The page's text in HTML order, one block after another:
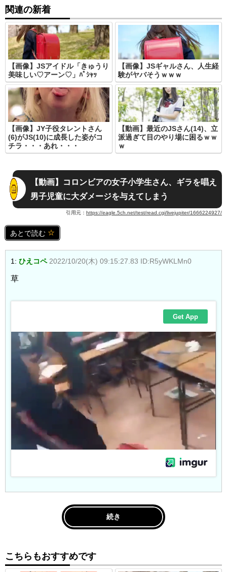
関連の新着
【画像】JSアイドル「きゅうり
美味しい♡アーン♡」ﾊﾟｼｬｯ
【画像】JSギャルさん、人生経
験がヤバそうｗｗｗ
【画像】JY子役タレントさん
(6)がJS(10)に成長した姿がコ
チラ・・・あれ・・・
【動画】最近のJSさん(14)、立
派過ぎて目のやり場に困るｗｗ
ｗ
【動画】コロンビアの女子小学生さん、ギラを唱え
男子児童に大ダメージを与えてしまう
引用元： https://eagle.5ch.net/test/read.cgi/livejupiter/1666224927/
あとで読む
1: ひえコペ 2022/10/20(木) 09:15:27.83 ID:R5yWKLMn0
草
続き
こちらもおすすめです